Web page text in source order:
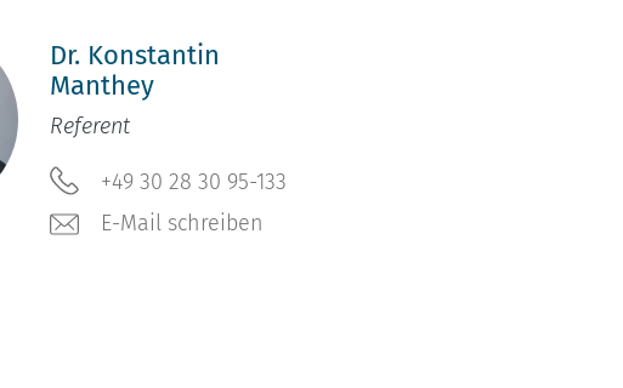
Dr. Konstantin
Manthey
Referent
+49 30 28 30 95-133
E-Mail schreiben